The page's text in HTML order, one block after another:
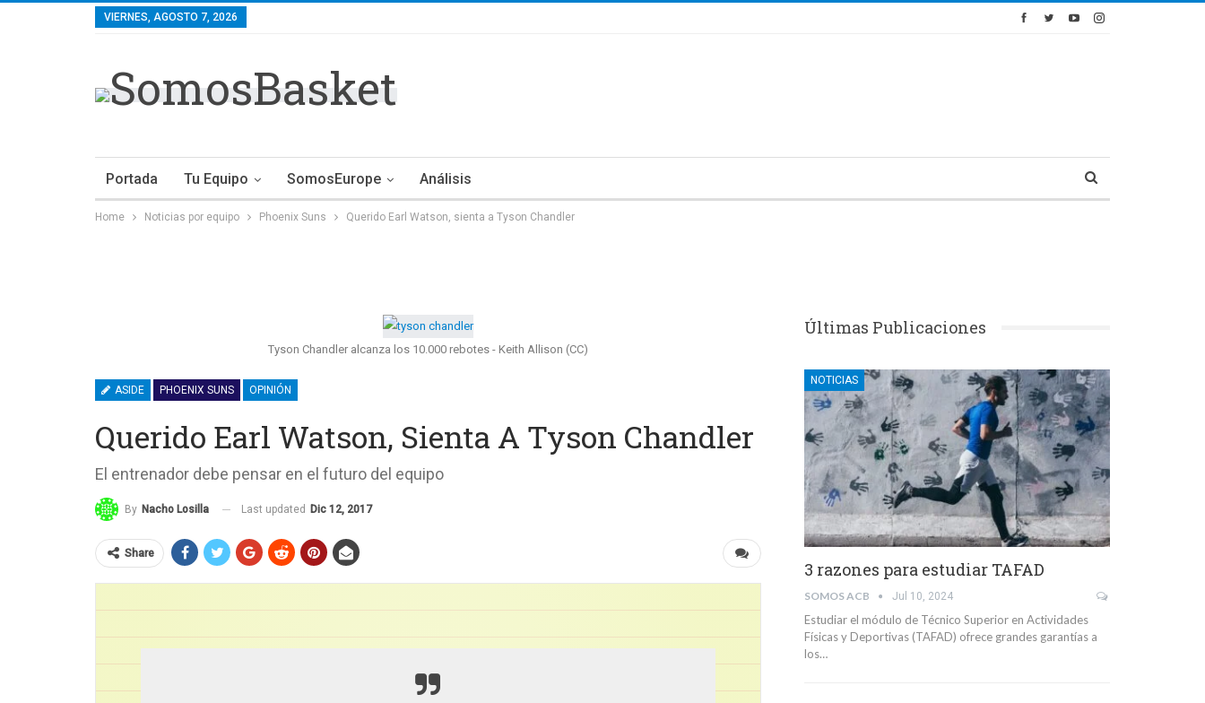
VIERNES, AGOSTO 7, 2026
Portada Tu Equipo SomosEurope Análisis
Home Noticias por equipo Phoenix Suns Querido Earl Watson, sienta a Tyson Chandler
Tyson Chandler alcanza los 10.000 rebotes - Keith Allison (CC)
ASIDE PHOENIX SUNS OPINIÓN
Querido Earl Watson, Sienta A Tyson Chandler
El entrenador debe pensar en el futuro del equipo
By Nacho Losilla Last updated Dic 12, 2017
Share
Últimas Publicaciones
NOTICIAS
3 razones para estudiar TAFAD
SOMOS ACB Jul 10, 2024
Estudiar el módulo de Técnico Superior en Actividades
Físicas y Deportivas (TAFAD) ofrece grandes garantías a
los…